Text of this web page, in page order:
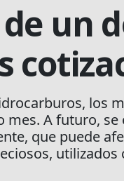
un
los
mes. A futuro,
que puede